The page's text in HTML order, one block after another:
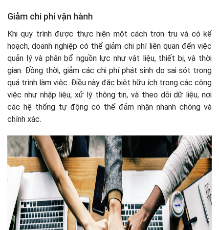
Giảm chi phí vận hành
Khi quy trình được thực hiện một cách trơn tru và có kế
hoạch, doanh nghiệp có thể giảm chi phí liên quan đến việc
quản lý và phân bổ nguồn lực như vật liệu, thiết bị, và thời
gian. Đồng thời, giảm các chi phí phát sinh do sai sót trong
quá trình làm việc. Điều này đặc biệt hữu ích trong các công
việc như nhập liệu, xử lý thông tin, và theo dõi dữ liệu, nơi
các hệ thống tự động có thể đảm nhận nhanh chóng và
chính xác.